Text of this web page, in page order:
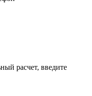
расчет, введите